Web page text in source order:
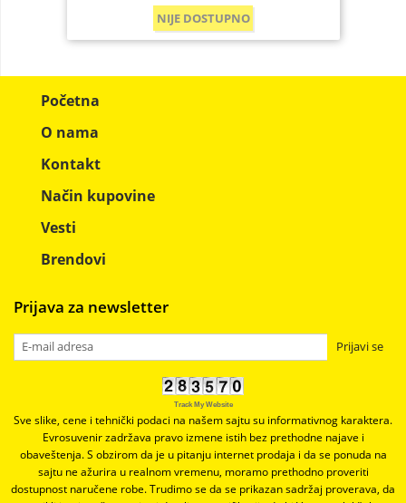
NIJE DOSTUPNO
Početna
O nama
Kontakt
Način kupovine
Vesti
Brendovi
Prijava za newsletter
Prijavi se
Track My Website
Sve slike, cene i tehnički podaci na našem sajtu su informativnog karaktera.
Evrosuvenir zadržava pravo izmene istih bez prethodne najave i
obaveštenja. S obzirom da je u pitanju internet prodaja i da se ponuda na
sajtu ne ažurira u realnom vremenu, moramo prethodno proveriti
dostupnost naručene robe. Trudimo se da se prikazan sadržaj proverava, da